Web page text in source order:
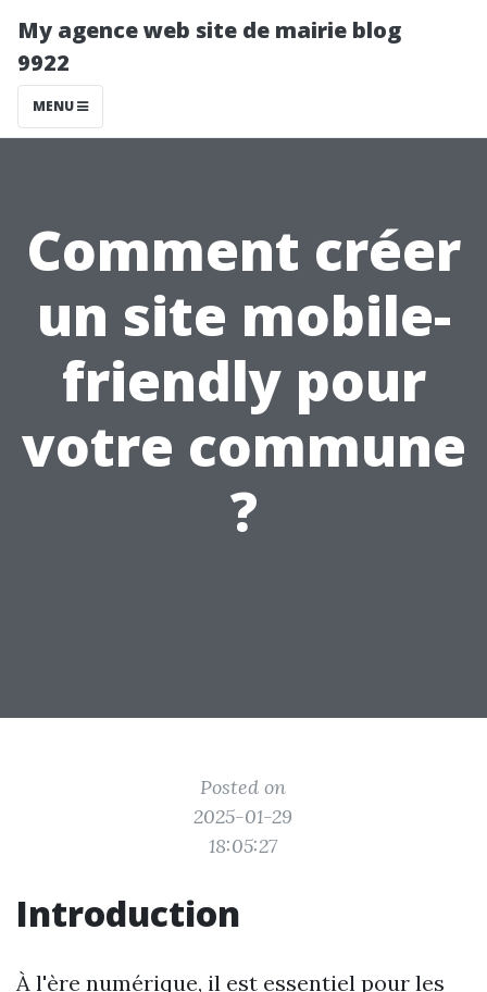
My agence web site de mairie blog
9922
MENU
Comment créer
un site mobile-
friendly pour
votre commune
?
Posted on
2025-01-29
18:05:27
Introduction
À l'ère numérique, il est essentiel pour les